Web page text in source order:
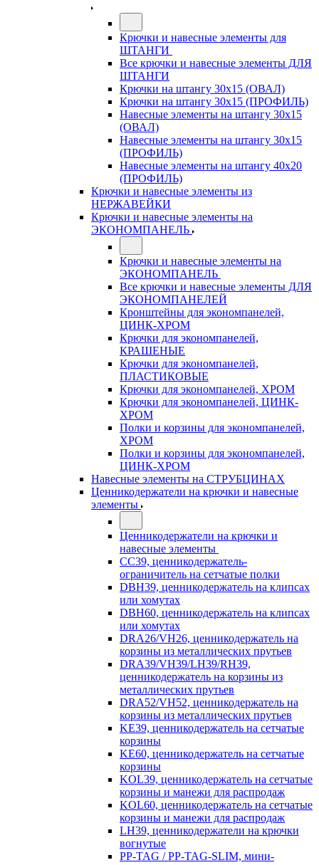
Крючки и навесные элементы для
ШТАНГИ
Все крючки и навесные элементы ДЛЯ
ШТАНГИ
Крючки на штангу 30х15 (ОВАЛ)
Крючки на штангу 30х15 (ПРОФИЛЬ)
Навесные элементы на штангу 30х15
(ОВАЛ)
Навесные элементы на штангу 30х15
(ПРОФИЛЬ)
Навесные элементы на штангу 40х20
(ПРОФИЛЬ)
Крючки и навесные элементы из
НЕРЖАВЕЙКИ
Крючки и навесные элементы на
ЭКОНОМПАНЕЛЬ
Крючки и навесные элементы на
ЭКОНОМПАНЕЛЬ
Все крючки и навесные элементы ДЛЯ
ЭКОНОМПАНЕЛЕЙ
Кронштейны для экономпанелей,
ЦИНК-ХРОМ
Крючки для экономпанелей,
КРАШЕНЫЕ
Крючки для экономпанелей,
ПЛАСТИКОВЫЕ
Крючки для экономпанелей, ХРОМ
Крючки для экономпанелей, ЦИНК-
ХРОМ
Полки и корзины для экономпанелей,
ХРОМ
Полки и корзины для экономпанелей,
ЦИНК-ХРОМ
Навесные элементы на СТРУБЦИНАХ
Ценникодержатели на крючки и навесные
элементы
Ценникодержатели на крючки и
навесные элементы
CC39, ценникодержатель-
ограничитель на сетчатые полки
DBH39, ценникодержатель на клипсах
или хомутах
DBH60, ценникодержатель на клипсах
или хомутах
DRA26/VH26, ценникодержатель на
корзины из металлических прутьев
DRA39/VH39/LH39/RH39,
ценникодержатель на корзины из
металлических прутьев
DRA52/VH52, ценникодержатель на
корзины из металлических прутьев
KE39, ценникодержатель на сетчатые
корзины
KE60, ценникодержатель на сетчатые
корзины
KOL39, ценникодержатель на сетчатые
корзины и манежи для распродаж
KOL60, ценникодержатель на сетчатые
корзины и манежи для распродаж
LH39, ценникодержатели на крючки
вогнутые
PP-TAG / PP-TAG-SLIM, мини-